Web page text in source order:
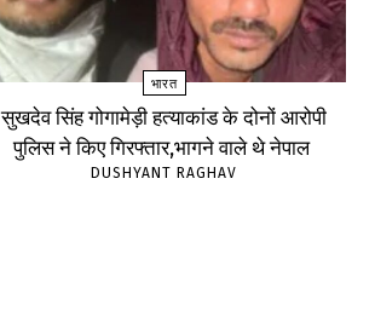
भारत
सुखदेव सिंह गोगामेड़ी हत्याकांड के दोनों आरोपी
पुलिस ने किए गिरफ्तार,भागने वाले थे नेपाल
DUSHYANT RAGHAV